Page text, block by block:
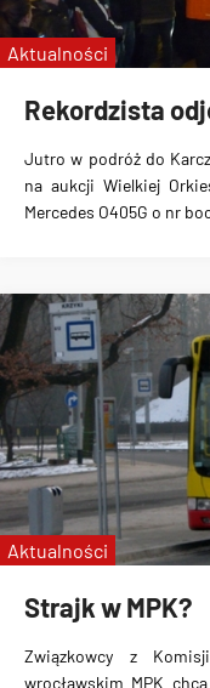
Rekordzista
Jutro w podróż do
na aukcji Wielkiej
Mercedes O405G o nr
Aktualności
Strajk w MPK?
Związkowcy z
wrocławskim MPK
Aktualności